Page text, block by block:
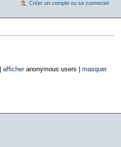
afficheranonymous users | masquer
Créer un compte ou se connecter